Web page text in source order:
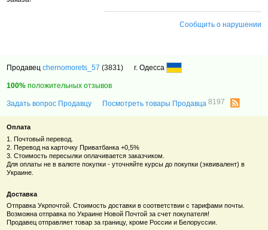
Сообщить о нарушении
Продавецchernomorets_57 (3831) г. Одесса
100% положительных отзывов
Задать вопрос Продавцу Посмотреть товары Продавца8197
Оплата
1. Почтовый перевод.
2. Перевод на карточку Приватбанка +0,5%
3. Стоимость пересылки оплачивается заказчиком.
Для оплаты не в валюте покупки - уточняйте курсы до покупки (эквивалент) в
Украине.
Доставка
Отправка Укрпочтой. Стоимость доставки в соответствии с тарифами почты.
Возможна отправка по Украине Новой Почтой за счет покупателя!
Продавец отправляет товар за границу, кроме России и Белоруссии.